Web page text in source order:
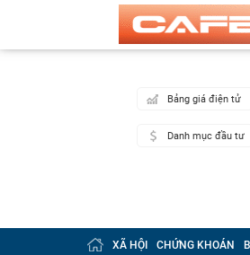
Bảng giá điện tử
Danh mục đầu tư
XÃ HỘI CHỨNG KHOÁN